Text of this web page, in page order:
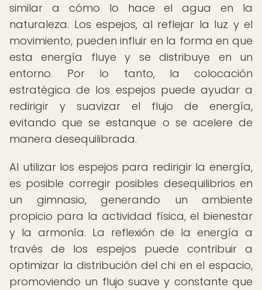
similar a cómo lo hace el agua en la
naturaleza. Los espejos, al reflejar la luz y el
movimiento, pueden influir en la forma en que
esta energía fluye y se distribuye en un
entorno. Por lo tanto, la colocación
estratégica de los espejos puede ayudar a
redirigir y suavizar el flujo de energía,
evitando que se estanque o se acelere de
manera desequilibrada.
Al utilizar los espejos para redirigir la energía,
es posible corregir posibles desequilibrios en
un gimnasio, generando un ambiente
propicio para la actividad física, el bienestar
y la armonía. La reflexión de la energía a
través de los espejos puede contribuir a
optimizar la distribución del chi en el espacio,
promoviendo un flujo suave y constante que